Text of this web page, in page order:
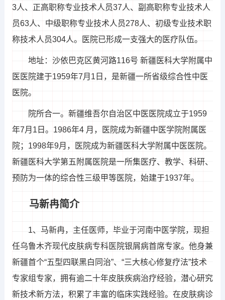
3人、正高职称专业技术人员37人、副高职称专业技术人
员63人、中级职称专业技术人员278人、初级专业技术职
称技术人员304人。医院已形成一支强大的医疗队伍。
地址：沙依巴克区黄河路116号 新疆医科大学附属中
医医院建于1959年7月1日，是新疆一所省级综合性中医
医院。
院所合一。新疆维吾尔自治区中医医院成立于1959
年7月1日。1986年4 月，医院成为新疆中医学院附属医
院；1998年9月，医院成为新疆医科大学附属中医医院。
新疆医科大学第五附属医院是一所集医疗、教学、科研、
预防为一体的综合性三级甲等医院，始建于1937年。
马新冉简介
1、马新冉，主任医师，毕业于河南中医学院，现担
任乌鲁木齐现代皮肤病专科医院银屑病首席专家。他身兼
新疆首个“五型四联黑白同治”、“三大核心修复疗法”技术
专家组专家，拥有逾二十年皮肤疾病治疗经验，潜心研究
新技术新方法，积累了丰富的临床实践经验。在皮肤病诊